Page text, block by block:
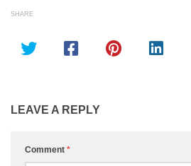
SHARE
LEAVE A REPLY
Comment *